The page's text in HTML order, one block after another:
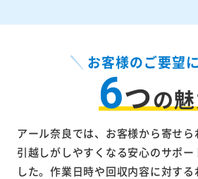
お客様のご要望
6つの
アール奈良では、お客様から寄せ
引越しがしやすくなる安心のサポ
した。作業日時や回収内容に対す